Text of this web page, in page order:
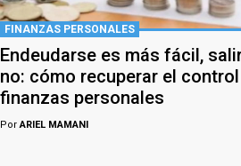
FINANZAS PERSONALES
Endeudarse es más fácil,
no: cómo recuperar el
finanzas personales
PorARIEL MAMANI